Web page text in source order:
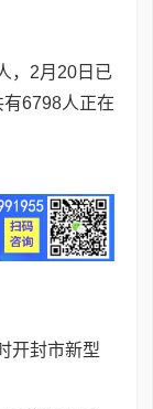
，2月20日已
6798人正在
开封市新型